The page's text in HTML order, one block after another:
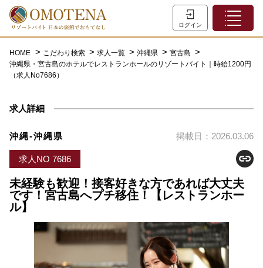
ログイン
ホーム
特集一覧
初めての方へ
お問い合わせ
よくあるご質問
会員登録
0120-932-959
【TEL受付】9:30～18:00 土日・祝日定休
HOME こだわり検索 求人一覧 沖縄県
宮古島
沖縄県・宮古島のホテルでレストランホールのリゾートバイト｜時給1200円
（求人No7686）
求人詳細
沖縄-沖縄県 掲載日：2026.03.06
求人NO 7686
未経験も歓迎！接客好きな方であれば大丈夫
です！宮古島へプチ移住！【レストランホー
ル】